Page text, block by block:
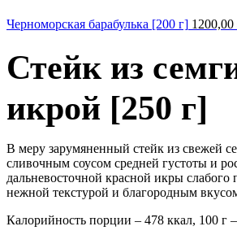
Черноморская барабулька [200 г] 1200,00
Стейк из
икрой [250 г]
В меру зарумяненный стейк из свежей
сливочным соусом средней густоты и
дальневосточной красной икры слабого
нежной текстурой и благородным
Калорийность порции – 478 ккал, 100 г